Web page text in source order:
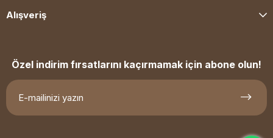
Alışveriş
Özel indirim fırsatlarını kaçırmamak için abone olun!